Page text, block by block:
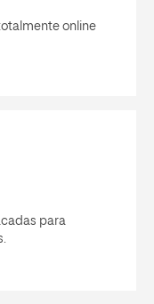
online
para